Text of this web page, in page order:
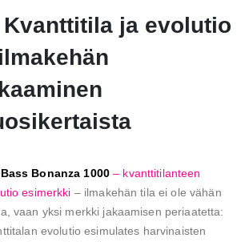
Kvanttitila ja evolutio
Bonanza 1000– kvanttitilanteen
esimerkki – ilmakehän tila ei ole vähän
vaan yksi merkki jakaamisen periaatetta:
evolutio esimulates harvinaisten